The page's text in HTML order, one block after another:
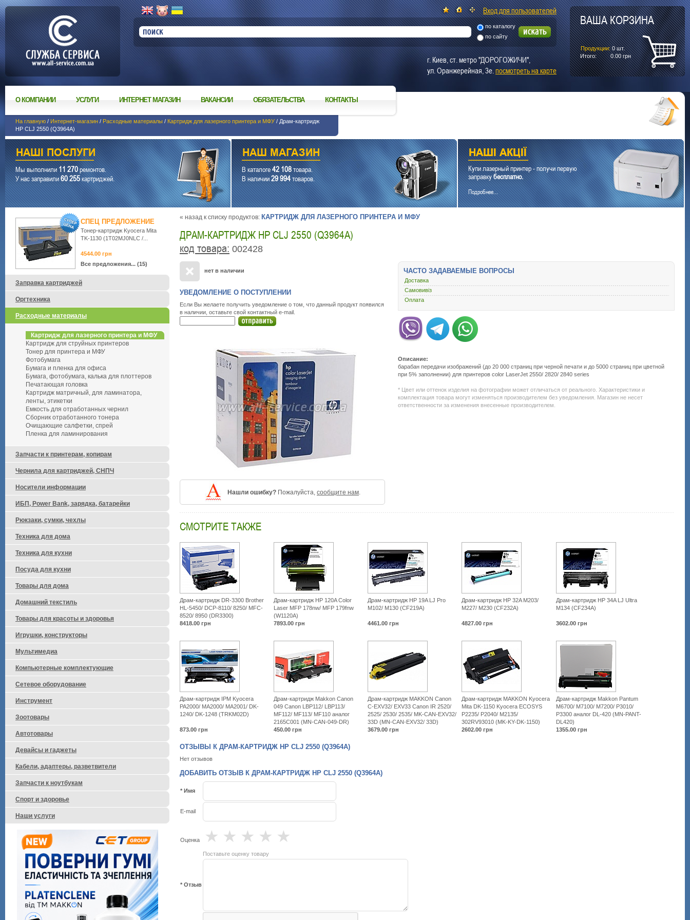
О КОМПАНИИ УСЛУГИ ИНТЕРНЕТ МАГАЗИН ВАКАНСИИ ОБЯЗАТЕЛЬСТВА КОНТАКТЫ
На главную / Интернет-магазин / Расходные материалы / Картридж для лазерного принтера и МФУ / Драм-картридж
HP CLJ 2550 (Q3964A)
Мы выполнили11 270ремонтов.
У нас заправили60 255картриджей.
В каталоге42 108товара.
В наличии29 994товаров.
Купи лазерный принтер - получи первую
заправкубесплатно.
Подробнее...
« назад к списку продуктов: КАРТРИДЖ ДЛЯ ЛАЗЕРНОГО ПРИНТЕРА И МФУ
ДРАМ-КАРТРИДЖ HP CLJ 2550 (Q3964A)
код товара: 002428
нет в наличии
УВЕДОМЛЕНИЕ О ПОСТУПЛЕНИИ
Если Вы желаете получить уведомление о том, что данный продукт появился
в наличии, оставьте свой контактный e-mail.
Нашли ошибку? Пожалуйста, сообщите нам.
ЧАСТО ЗАДАВАЕМЫЕ ВОПРОСЫ
Доставка
Самовивіз
Оплата
Описание:
барабан передачи изображений (до 20 000 страниц при черной печати и до 5000 страниц при цветной
при 5% заполнении) для принтеров color LaserJet 2550/ 2820/ 2840 series
service.com.uacatalog/1119-
rashodnye-
* Цвет или оттенок изделия на фотографии может отличаться от реального. Характеристики и
комплектация товара могут изменяться производителем без уведомления. Магазин не несет
ответственности за изменения внесенные производителем.
СМОТРИТЕ ТАКЖЕ
Драм-картридж DR-3300 Brother
HL-5450/ DCP-8110/ 8250/ MFC-
8520/ 8950 (DR3300)
Драм-картридж HP 120A Color
Laser MFP 178nw/ MFP 179fnw
(W1120A)
Драм-картридж HP 19A LJ Pro
M102/ M130 (CF219A)
Драм-картридж HP 32A M203/
M227/ M230 (CF232A)
Драм-картридж HP 34A LJ Ultra
M134 (CF234A)
8418.00 грн 7893.00 грн 4461.00 грн 4827.00 грн 3602.00 грн
Драм-картридж IPM Kyocera
PA2000/ MA2000/ MA2001/ DK-
1240/ DK-1248 (TRKM02D)
Драм-картридж Makkon Canon
049 Canon LBP112/ LBP113/
MF112/ MF113/ MF110 аналог
2165C001 (MN-CAN-049-DR)
Драм-картридж MAKKON Canon
C-EXV32/ EXV33 Canon IR 2520/
2525/ 2530/ 2535/ MK-CAN-EXV32/
33D (MN-CAN-EXV32/ 33D)
Драм-картридж MAKKON Kyocera
Mita DK-1150 Kyocera ECOSYS
P2235/ P2040/ M2135/
302RV93010 (MK-KY-DK-1150)
Драм-картридж Makkon Pantum
M6700/ M7100/ M7200/ P3010/
P3300 аналог DL-420 (MN-PANT-
DL420)
873.00 грн 450.00 грн 3679.00 грн 2602.00 грн 1355.00 грн
ОТЗЫВЫ К ДРАМ-КАРТРИДЖ HP CLJ 2550 (Q3964A)
Нет отзывов
ДОБАВИТЬ ОТЗЫВ К ДРАМ-КАРТРИДЖ HP CLJ 2550 (Q3964A)
* Имя
E-mail
Оценка ★
★
★
★
★
Поставьте оценку товару
* Отзыв
СПЕЦ ПРЕДЛОЖЕНИЕ
Тонер-картридж Kyocera Mita
TK-1130 (1T02MJ0NLC /...
4544.00 грн
Все предложения... (15)
Заправка картриджей
Оргтехника
Расходные материалы
Картридж для лазерного принтера и МФУ
Картридж для струйных принтеров
Тонер для принтера и МФУ
Фотобумага
Бумага и пленка для офиса
Бумага, фотобумага, калька для плоттеров
Печатающая головка
Картридж матричный, для ламинатора,
ленты, этикетки
Емкость для отработанных чернил
Сборник отработанного тонера
Очищающие салфетки, спрей
Пленка для ламинирования
Запчасти к принтерам, копирам
Чернила для картриджей, СНПЧ
Носители информации
ИБП, Power Bank, зарядка, батарейки
Рюкзаки, сумки, чехлы
Техника для дома
Техника для кухни
Посуда для кухни
Товары для дома
Домашний текстиль
Товары для красоты и здоровья
Игрушки, конструкторы
Мультимедиа
Компьютерные комплектующие
Сетевое оборудование
Инструмент
Зоотовары
Автотовары
Девайсы и гаджеты
Кабели, адаптеры, разветвители
Запчасти к ноутбукам
Спорт и здоровье
Наши услуги
ВАША КОРЗИНА
Продукции: 0шт.
Итого:
0.00 грн
Вход для пользователей
по каталогу
по сайту
г. Киев, ст. метро "ДОРОГОЖИЧИ",
ул. Оранжерейная, 3е.посмотреть на карте